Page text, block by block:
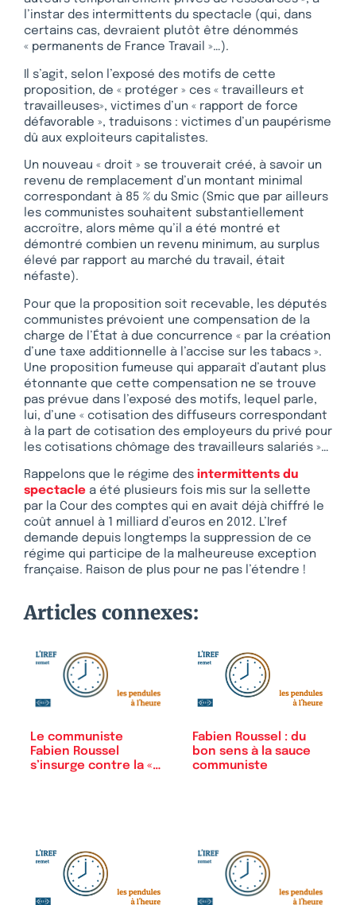
l’instar des intermittents du spectacle (qui, dans
certains cas, devraient plutôt être dénommés
« permanents de France Travail »…).
Il s’agit, selon l’exposé des motifs de cette
proposition, de « protéger » ces « travailleurs et
travailleuses», victimes d’un « rapport de force
défavorable », traduisons : victimes d’un paupérisme
dû aux exploiteurs capitalistes.
Un nouveau « droit » se trouverait créé, à savoir un
revenu de remplacement d’un montant minimal
correspondant à 85 % du Smic (Smic que par ailleurs
les communistes souhaitent substantiellement
accroître, alors même qu’il a été montré et
démontré combien un revenu minimum, au surplus
élevé par rapport au marché du travail, était
néfaste).
Pour que la proposition soit recevable, les députés
communistes prévoient une compensation de la
charge de l’État à due concurrence « par la création
d’une taxe additionnelle à l’accise sur les tabacs ».
Une proposition fumeuse qui apparaît d’autant plus
étonnante que cette compensation ne se trouve
pas prévue dans l’exposé des motifs, lequel parle,
lui, d’une « cotisation des diffuseurs correspondant
à la part de cotisation des employeurs du privé pour
les cotisations chômage des travailleurs salariés »…
Rappelons que le régime des intermittents du
spectacle a été plusieurs fois mis sur la sellette
par la Cour des comptes qui en avait déjà chiffré le
coût annuel à 1 milliard d’euros en 2012. L’Iref
demande depuis longtemps la suppression de ce
régime qui participe de la malheureuse exception
française. Raison de plus pour ne pas l’étendre !
Articles connexes:
Le communiste
Fabien Roussel
s’insurge contre la «…
Fabien Roussel : du
bon sens à la sauce
communiste